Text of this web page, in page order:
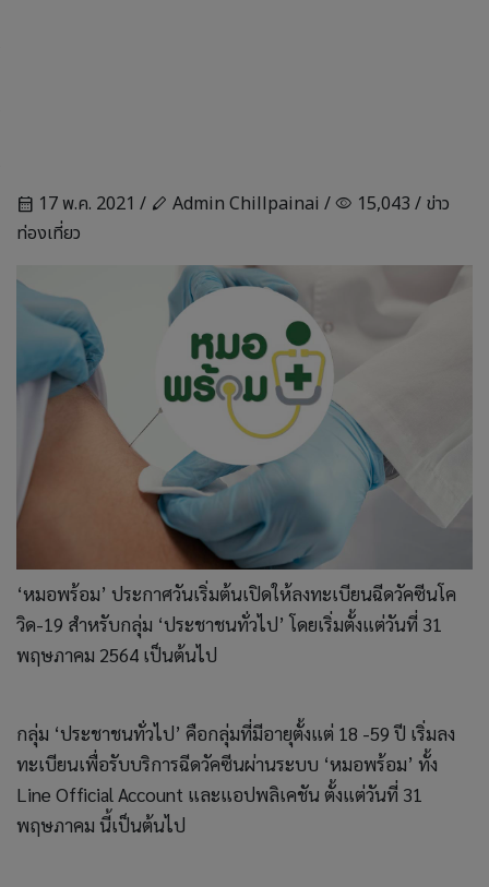
calendar_month 17 พ.ค. 2021 / stylus Admin Chillpainai / visibility 15,043 / ข่าว
ท่องเที่ยว
‘หมอพร้อม’ ประกาศวันเริ่มต้นเปิดให้ลงทะเบียนฉีดวัคซีนโค
วิด-19 สำหรับกลุ่ม ‘ประชาชนทั่วไป’ โดยเริ่มตั้งแต่วันที่ 31
พฤษภาคม 2564 เป็นต้นไป
กลุ่ม ‘ประชาชนทั่วไป’ คือกลุ่มที่มีอายุตั้งแต่ 18 -59 ปี เริ่มลง
ทะเบียนเพื่อรับบริการฉีดวัคซีนผ่านระบบ ‘หมอพร้อม’ ทั้ง
Line Official Account และแอปพลิเคชัน ตั้งแต่วันที่ 31
พฤษภาคม นี้เป็นต้นไป